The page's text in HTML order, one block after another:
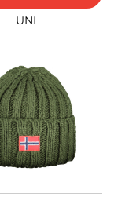
UNI